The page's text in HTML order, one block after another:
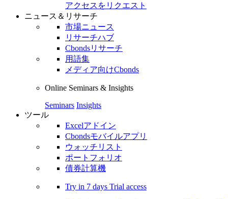
アクセスをリクエスト
ニュース＆リサーチ
市場ニュース
リサーチハブ
Cbondsリサーチ
用語集
メディア向けCbonds
Online Seminars & Insights
Seminars Insights
ツール
Excelアドイン
Cbondsモバイルアプリ
ウォッチリスト
ポートフォリオ
債券計算機
Try in 7 days Trial access